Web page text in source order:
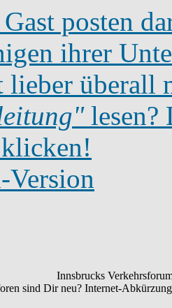
posten
ihrer
lieber überall
lesen?
Innsbrucks
sind Dir neu? Internet-